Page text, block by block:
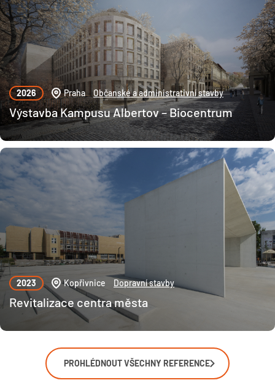
Výstavba Kampusu Albertov – Biocentrum
2026 Praha Občanské a administrativní stavby
Revitalizace centra města
2023 Kopřivnice Dopravní stavby
PROHLÉDNOUT VŠECHNY REFERENCE